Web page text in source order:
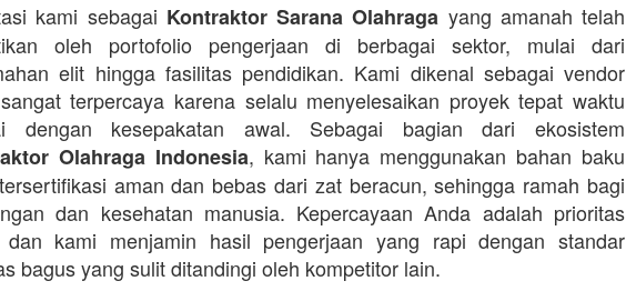
kami sebagai Kontraktor Sarana Olahraga yang amanah telah
oleh portofolio pengerjaan di berbagai sektor, mulai dari
elit hingga fasilitas pendidikan. Kami dikenal sebagai vendor
terpercaya karena selalu menyelesaikan proyek tepat waktu
dengan kesepakatan awal. Sebagai bagian dari ekosistem
Olahraga Indonesia, kami hanya menggunakan bahan baku
aman dan bebas dari zat beracun, sehingga ramah bagi
dan kesehatan manusia. Kepercayaan Anda adalah prioritas
dan kami menjamin hasil pengerjaan yang rapi dengan standar
bagus yang sulit ditandingi oleh kompetitor lain.